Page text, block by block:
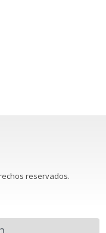
reservados.